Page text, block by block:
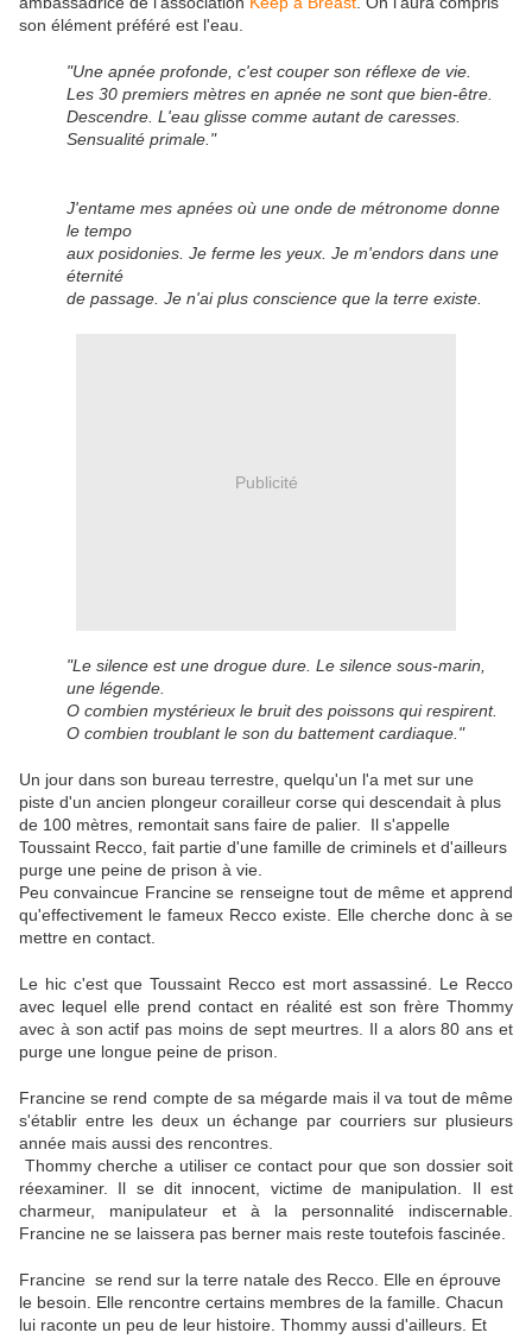
son élément préféré est l'eau.
"Une apnée profonde, c'est couper son réflexe de vie.
Les 30 premiers mètres en apnée ne sont que bien-être.
Descendre. L'eau glisse comme autant de caresses.
Sensualité primale."
J'entame mes apnées où une onde de métronome donne
le tempo
aux posidonies. Je ferme les yeux. Je m'endors dans une
éternité
de passage. Je n'ai plus conscience que la terre existe.
Publicité
"Le silence est une drogue dure. Le silence sous-marin,
une légende.
O combien mystérieux le bruit des poissons qui respirent.
O combien troublant le son du battement cardiaque."
Un jour dans son bureau terrestre, quelqu'un l'a met sur une
piste d'un ancien plongeur corailleur corse qui descendait à plus
de 100 mètres, remontait sans faire de palier. Il s'appelle
Toussaint Recco, fait partie d'une famille de criminels et d'ailleurs
purge une peine de prison à vie.
Peu convaincue Francine se renseigne tout de même et apprend
qu'effectivement le fameux Recco existe. Elle cherche donc à se
mettre en contact.
Le hic c'est que Toussaint Recco est mort assassiné. Le Recco
avec lequel elle prend contact en réalité est son frère Thommy
avec à son actif pas moins de sept meurtres. Il a alors 80 ans et
purge une longue peine de prison.
Francine se rend compte de sa mégarde mais il va tout de même
s'établir entre les deux un échange par courriers sur plusieurs
année mais aussi des rencontres.
Thommy cherche a utiliser ce contact pour que son dossier soit
réexaminer. Il se dit innocent, victime de manipulation. Il est
charmeur, manipulateur et à la personnalité indiscernable.
Francine ne se laissera pas berner mais reste toutefois fascinée.
Francine se rend sur la terre natale des Recco. Elle en éprouve
le besoin. Elle rencontre certains membres de la famille. Chacun
lui raconte un peu de leur histoire. Thommy aussi d'ailleurs. Et